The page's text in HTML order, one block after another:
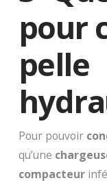
pour
pelle
Pour pouvoir
qu’une
compacteur